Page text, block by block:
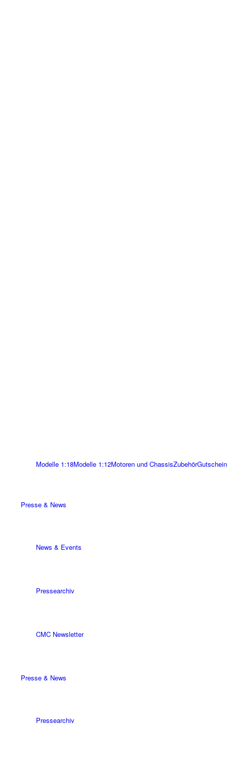
Modelle 1:18Modelle 1:12Motoren und ChassisZubehör
Presse & News
News & Events
Pressearchiv
CMC Newsletter
Presse & News
Pressearchiv